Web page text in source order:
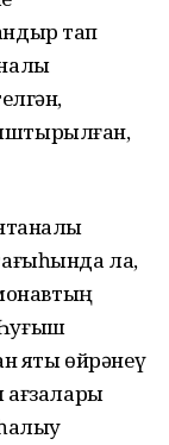
тап
ла,
яҡты өйрәнеү
ағзалары